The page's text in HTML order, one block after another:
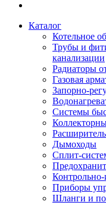
Каталог
Котельное
Трубы и
канализации
Радиаторы
Газовая
Запорно-
Системы
Дымоходы
Сплит-
Приборы
Шланги и